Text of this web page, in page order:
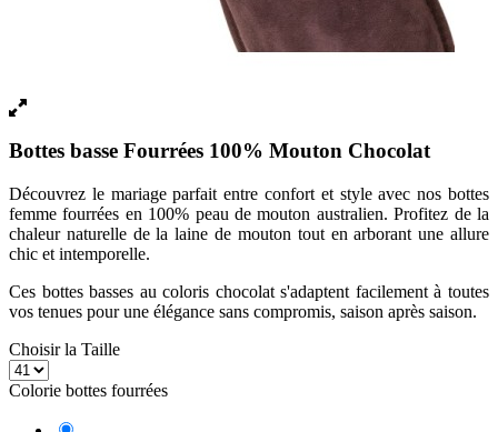
Bottes basse Fourrées 100% Mouton Chocolat
Découvrez le mariage parfait entre confort et style avec nos bottes
femme fourrées en 100% peau de mouton australien. Profitez de la
chaleur naturelle de la laine de mouton tout en arborant une allure
chic et intemporelle.
Ces bottes basses au coloris chocolat s'adaptent facilement à toutes
vos tenues pour une élégance sans compromis, saison après saison.
Choisir la Taille
Colorie bottes fourrées